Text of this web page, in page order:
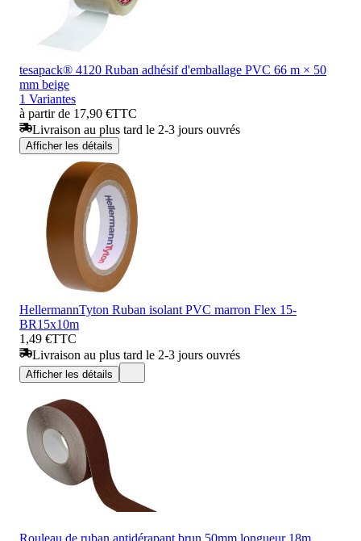
tesapack® 4120 Ruban adhésif d'emballage PVC 66 m × 50
mm beige
1 Variantes
à partir de 17,90 €TTC
Livraison au plus tard le 2-3 jours ouvrés
Afficher les détails
HellermannTyton Ruban isolant PVC marron Flex 15-
BR15x10m
1,49 €TTC
Livraison au plus tard le 2-3 jours ouvrés
Afficher les détails
Rouleau de ruban antidérapant brun 50mm longueur 18m